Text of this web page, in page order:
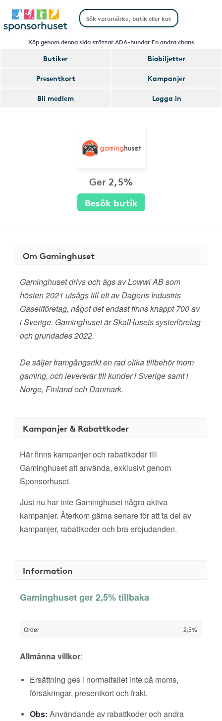
Köp genom denna sida stöttar ADA-hundar En andra chans
Butiker
Biobiljetter
Presentkort
Kampanjer
Bli medlem
Logga in
Ger 2,5%
Besök butik
Om Gaminghuset
Gaminghuset drivs och ägs av Lowwi AB som
hösten 2021 utsågs till ett av Dagens Industris
Gasellföretag, något det endast finns knappt 700 av
i Sverige. Gaminghuset är SkalHusets systerföretag
och grundades 2022.
De säljer framgångsrikt en rad olika tillbehör inom
gaming, och levererar till kunder i Sverige samt i
Norge, Finland och Danmark.
Kampanjer & Rabattkoder
Här finns kampanjer och rabattkoder till
Gaminghuset att använda, exklusivt genom
Sponsorhuset.
Just nu har inte Gaminghuset några aktiva
kampanjer. Återkom gärna senare för att ta del av
kampanjer, rabattkoder och bra erbjudanden.
Information
Gaminghuset ger 2,5% tillbaka
Order 2,5%
Allmänna villkor:
Ersättning ges i normalfallet inte på moms,
försäkringar, presentkort och frakt.
Obs: Användande av rabattkoder och andra